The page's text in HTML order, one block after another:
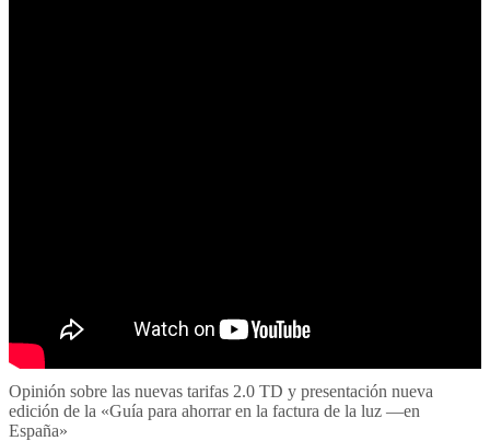
Opinión sobre las nuevas tarifas 2.0 TD y presentación nueva
edición de la «Guía para ahorrar en la factura de la luz —en
España»